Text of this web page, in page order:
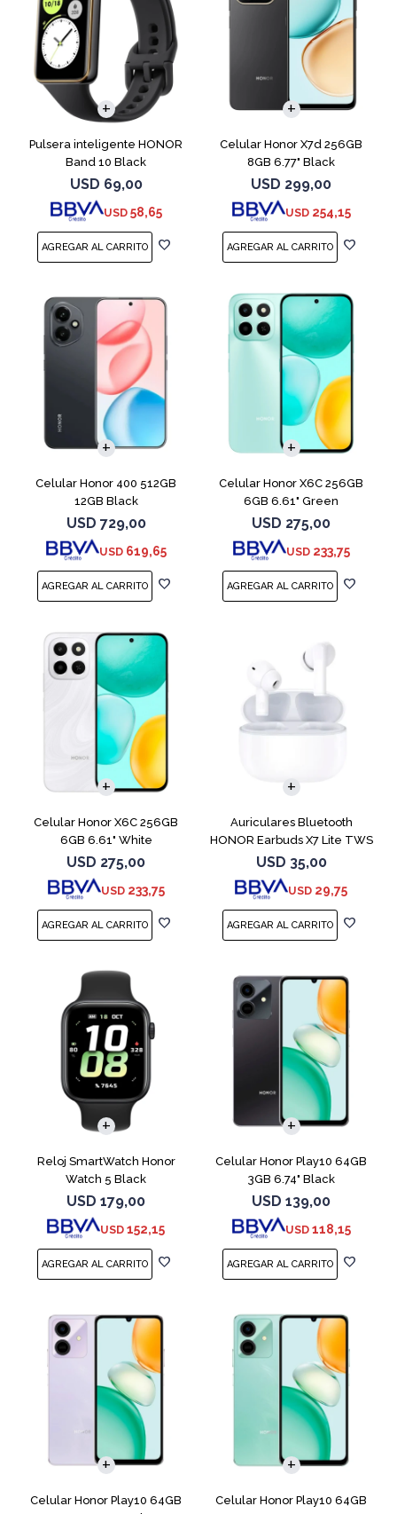
Pulsera inteligente HONOR
Band 10 Black
USD 69,00
USD 58,65
Celular Honor X7d 256GB
8GB 6.77" Black
USD 299,00
USD 254,15
COMPARAR
Celular Honor 400 512GB
12GB Black
USD 729,00
USD 619,65
COMPARAR
Celular Honor X6C 256GB
6GB 6.61" Green
USD 275,00
USD 233,75
COMPARAR
Celular Honor X6C 256GB
6GB 6.61" White
USD 275,00
USD 233,75
COMPARAR
Auriculares Bluetooth
HONOR Earbuds X7 Lite TWS
White
USD 35,00
USD 29,75
Reloj SmartWatch Honor
Watch 5 Black
USD 179,00
USD 152,15
Celular Honor Play10 64GB
3GB 6.74" Black
USD 139,00
USD 118,15
COMPARAR
Celular Honor Play10 64GB
COMPARAR
Celular Honor Play10 64GB
COMPARAR